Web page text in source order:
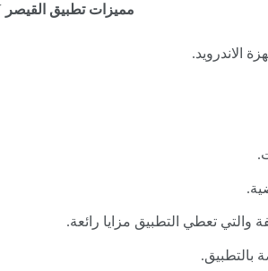
مميزات تطبيق القيصر Ugeen TV اخر اصدار 2024
والتي تعطي التطبيق مزايا رائعة.
بالتطبيق.